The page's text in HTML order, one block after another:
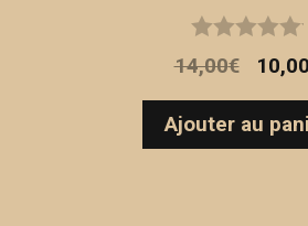
0
o
u
t
o
f
14,00€
Le
initial
était
10,00
Ajouter au